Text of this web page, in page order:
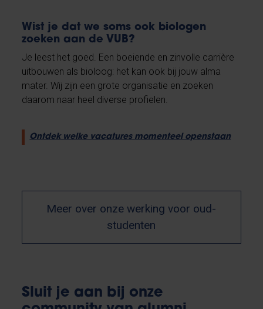
Wist je dat we soms ook biologen
zoeken aan de VUB?
Je leest het goed. Een boeiende en zinvolle carrière
uitbouwen als bioloog: het kan ook bij jouw alma
mater. Wij zijn een grote organisatie en zoeken
daarom naar heel diverse profielen.
Ontdek welke vacatures momenteel openstaan
Meer over onze werking voor oud-
studenten
Sluit je aan bij onze